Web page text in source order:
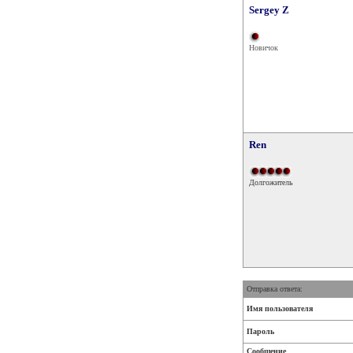
Sergey Z
Новичок
Ren
Долгожитель
Отправка ответа:
Имя пользователя
Пароль
Сообщение